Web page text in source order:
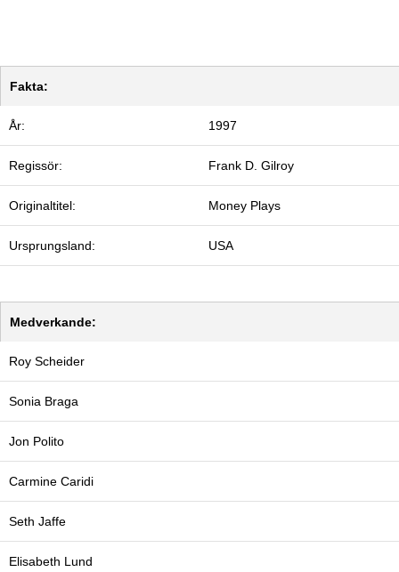
Fakta:
År: 1997
Regissör: Frank D. Gilroy
Originaltitel: Money Plays
Ursprungsland: USA
Medverkande:
Roy Scheider
Sonia Braga
Jon Polito
Carmine Caridi
Seth Jaffe
Elisabeth Lund